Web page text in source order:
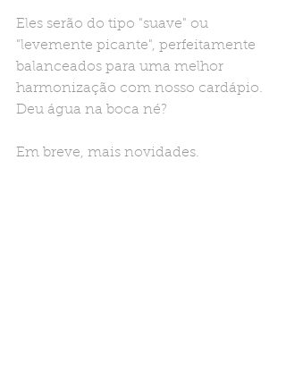
Eles serão do tipo "suave" ou
"levemente picante", perfeitamente
balanceados para uma melhor
harmonização com nosso cardápio.
Deu água na boca né?
Em breve, mais novidades.